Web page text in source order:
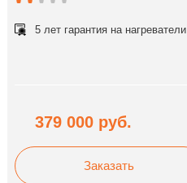
5 лет гарантия на нагреватели
379 000 руб.
Заказать